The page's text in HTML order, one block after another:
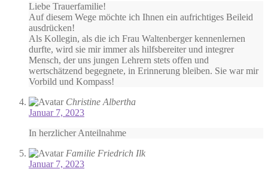
Liebe Trauerfamilie!
Auf diesem Wege möchte ich Ihnen ein aufrichtiges Beileid
ausdrücken!
Als Kollegin, als die ich Frau Waltenberger kennenlernen
durfte, wird sie mir immer als hilfsbereiter und integrer
Mensch, der uns jungen Lehrern stets offen und
wertschätzend begegnete, in Erinnerung bleiben. Sie war mir
Vorbild und Kompass!
Christine Albertha
Januar 7, 2023
In herzlicher Anteilnahme
Familie Friedrich Ilk
Januar 7, 2023